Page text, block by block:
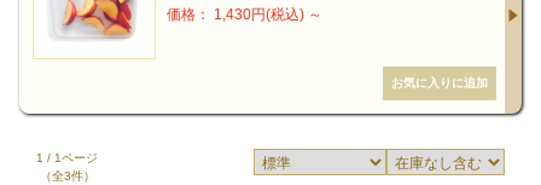
価格： 1,430円(税込) ～
1 / 1ページ
（全3件）